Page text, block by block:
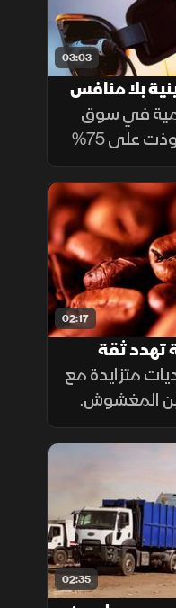
03:03
بلا منافس
في سوق
السيارات الكهربائية، بعدما استحوذت على 75%
العالمية خلال
وعلى رأسها
02:17
تهدد ثقة
متزايدة مع
المغشوش.
البن من
02:35